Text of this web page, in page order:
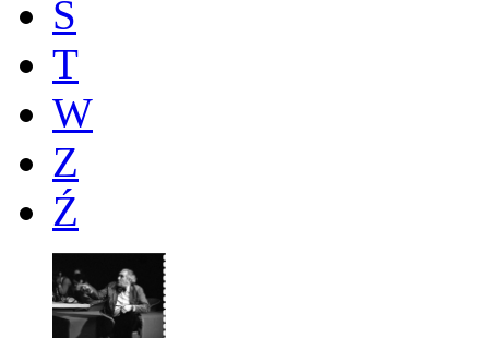
Ś
T
W
Z
Ź